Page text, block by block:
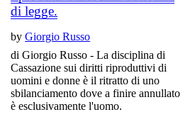
di legge.
byGiorgio Russo
di Giorgio Russo - La disciplina di
Cassazione sui diritti riproduttivi di
uomini e donne è il ritratto di uno
sbilanciamento dove a finire annullato
è esclusivamente l'uomo.